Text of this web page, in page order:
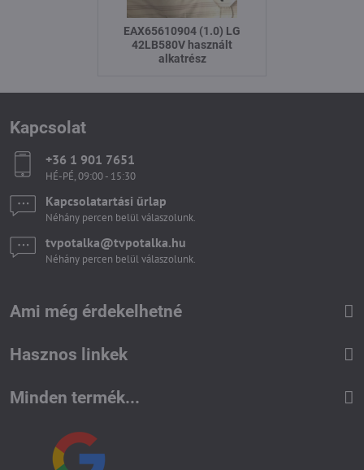
EAX65610904 (1.0) LG
42LB580V használt
alkatrész
Kapcsolat
+36 1 901 7651
HÉ-PÉ, 09:00 - 15:30
Kapcsolatartási űrlap
Néhány percen belül válaszolunk.
tvpotalka​@tvpotalka​.hu
Néhány percen belül válaszolunk.
Ami még érdekelhetné
Hasznos linkek
Minden termék...